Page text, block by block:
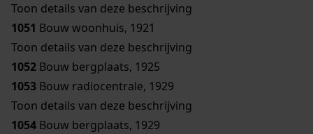
Toon details van deze beschrijving
1051 Bouw woonhuis, 1921
Toon details van deze beschrijving
1052 Bouw bergplaats, 1925
1053 Bouw radiocentrale, 1929
Toon details van deze beschrijving
1054 Bouw bergplaats, 1929